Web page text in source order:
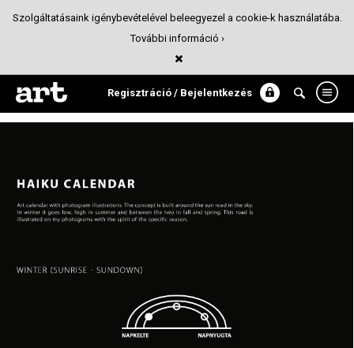
Regisztráció / Bejelentkezés
Haiku Naptár
Design
Szolgáltatásaink igénybevételével beleegyezel a cookie-k használatába.
További információ ›